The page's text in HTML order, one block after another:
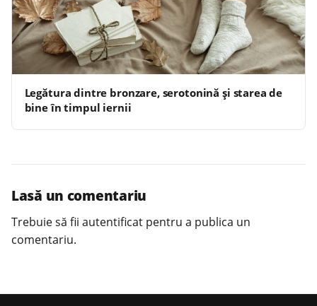
Legătura dintre bronzare, serotonină și starea de
bine în timpul iernii
Lasă un comentariu
Trebuie să fii autentificat pentru a publica un
comentariu.